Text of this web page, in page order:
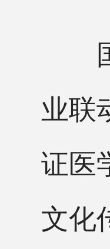
国
业联
证医
文化